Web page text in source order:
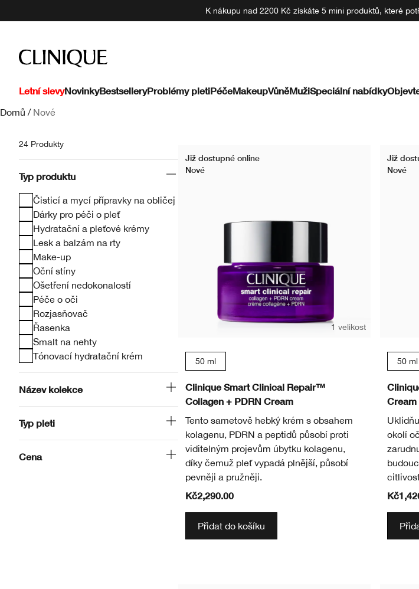
K nákupu nad 2200 Kč získáte 5 mini produktů, které
Letní slevyNovinkyBestselleryProblémy pletiPéčeMakeupVůněMužiSpeciální nabídky
Domů / Nové
24 Produkty
Typ produktu
Čisticí a mycí přípravky na obličej
Dárky pro péči o pleť
Hydratační a pleťové krémy
Lesk a balzám na rty
Make-up
Oční stíny
Ošetření nedokonalostí
Péče o oči
Rozjasňovač
Řasenka
Smalt na nehty
Tónovací hydratační krém
Název kolekce
Typ pleti
Cena
Již dostupné online
Nové
1 velikost
50 ml
Clinique Smart Clinical Repair™
Collagen + PDRN Cream
Tento sametově hebký krém s obsahem
kolagenu, PDRN a peptidů působí proti
viditelným projevům úbytku kolagenu,
díky čemuž pleť vypadá plnější, působí
pevněji a pružněji.
Kč2,290.00
Přidat do košíku
Již
Nové
50 ml
Cream
okolí